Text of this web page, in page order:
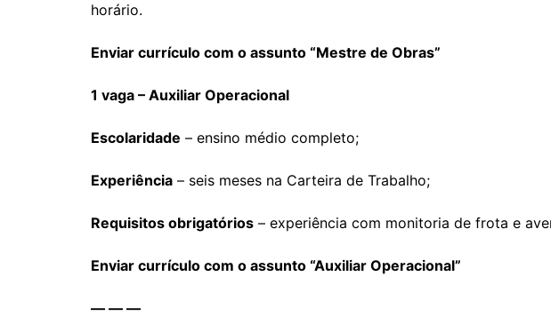
horário.
Enviar currículo com o assunto “Mestre de Obras”
1 vaga – Auxiliar Operacional
Escolaridade – ensino médio completo;
Experiência – seis meses na Carteira de Trabalho;
Requisitos obrigatórios – experiência com monitoria de frota e
Enviar currículo com o assunto “Auxiliar Operacional”
— — —